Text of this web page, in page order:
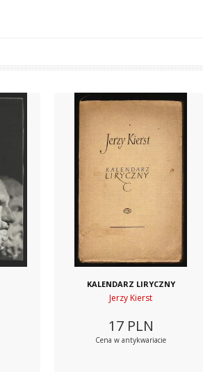
KALENDARZ LIRYCZNY
Jerzy Kierst
17 PLN
Cena w antykwariacie